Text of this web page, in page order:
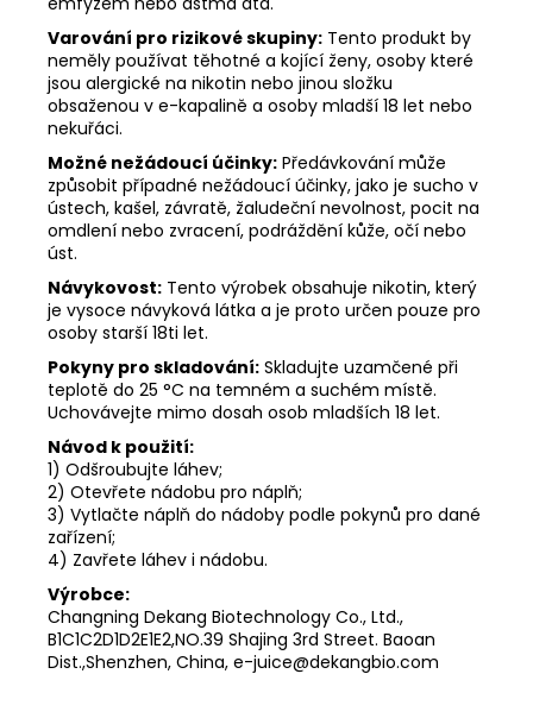
Varování pro rizikové skupiny: Tento produkt by
neměly používat těhotné a kojící ženy, osoby které
jsou alergické na nikotin nebo jinou složku
obsaženou v e-kapalině a osoby mladší 18 let nebo
nekuřáci.
Možné nežádoucí účinky: Předávkování může
způsobit případné nežádoucí účinky, jako je sucho v
ústech, kašel, závratě, žaludeční nevolnost, pocit na
omdlení nebo zvracení, podráždění kůže, očí nebo
úst.
Návykovost: Tento výrobek obsahuje nikotin, který
je vysoce návyková látka a je proto určen pouze pro
osoby starší 18ti let.
Pokyny pro skladování: Skladujte uzamčené při
teplotě do 25 °C na temném a suchém místě.
Uchovávejte mimo dosah osob mladších 18 let.
Návod k použití:
1) Odšroubujte láhev;
2) Otevřete nádobu pro náplň;
3) Vytlačte náplň do nádoby podle pokynů pro dané
zařízení;
4) Zavřete láhev i nádobu.
Výrobce:
Changning Dekang Biotechnology Co., Ltd.,
B1C1C2D1D2E1E2,NO.39 Shajing 3rd Street. Baoan
Dist.,Shenzhen, China, e-juice@dekangbio.com